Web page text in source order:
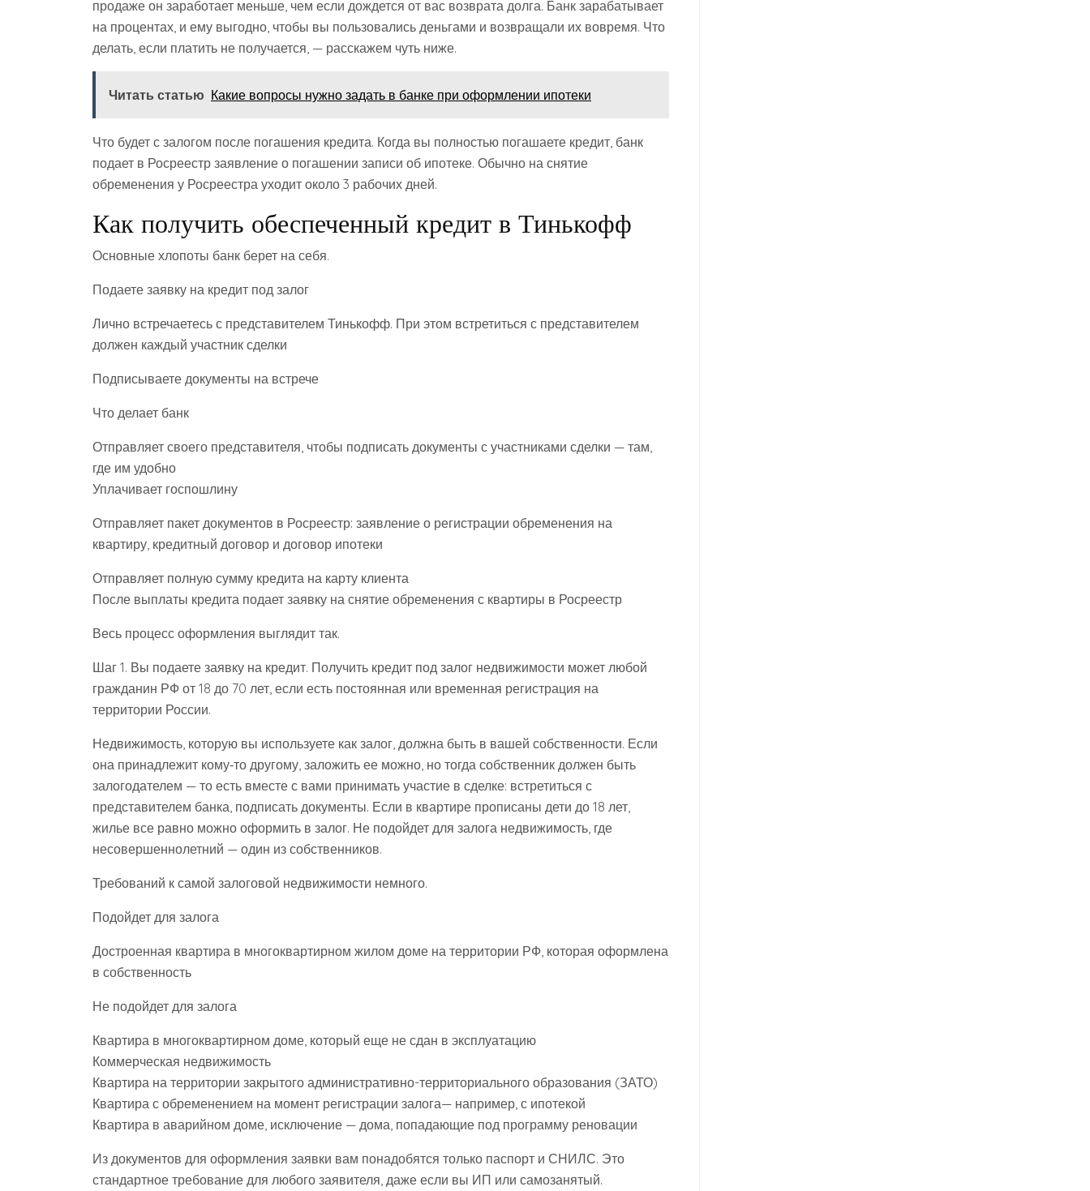
продаже он заработает меньше, чем если дождется от вас возврата долга. Банк зарабатывает
на процентах, и ему выгодно, чтобы вы пользовались деньгами и возвращали их вовремя. Что
делать, если платить не получается, — расскажем чуть ниже.
Читать статью Какие вопросы нужно задать в банке при оформлении ипотеки
Что будет с залогом после погашения кредита. Когда вы полностью погашаете кредит, банк
подает в Росреестр заявление о погашении записи об ипотеке. Обычно на снятие
обременения у Росреестра уходит около 3 рабочих дней.
Как получить обеспеченный кредит в Тинькофф
Основные хлопоты банк берет на себя.
Подаете заявку на кредит под залог
Лично встречаетесь с представителем Тинькофф. При этом встретиться с представителем
должен каждый участник сделки
Подписываете документы на встрече
Что делает банк
Отправляет своего представителя, чтобы подписать документы с участниками сделки — там,
где им удобно
Уплачивает госпошлину
Отправляет пакет документов в Росреестр: заявление о регистрации обременения на
квартиру, кредитный договор и договор ипотеки
Отправляет полную сумму кредита на карту клиента
После выплаты кредита подает заявку на снятие обременения с квартиры в Росреестр
Весь процесс оформления выглядит так.
Шаг 1. Вы подаете заявку на кредит. Получить кредит под залог недвижимости может любой
гражданин РФ от 18 до 70 лет, если есть постоянная или временная регистрация на
территории России.
Недвижимость, которую вы используете как залог, должна быть в вашей собственности. Если
она принадлежит кому‑то другому, заложить ее можно, но тогда собственник должен быть
залогодателем — то есть вместе с вами принимать участие в сделке: встретиться с
представителем банка, подписать документы. Если в квартире прописаны дети до 18 лет,
жилье все равно можно оформить в залог. Не подойдет для залога недвижимость, где
несовершеннолетний — один из собственников.
Требований к самой залоговой недвижимости немного.
Подойдет для залога
Достроенная квартира в многоквартирном жилом доме на территории РФ, которая оформлена
в собственность
Не подойдет для залога
Квартира в многоквартирном доме, который еще не сдан в эксплуатацию
Коммерческая недвижимость
Квартира на территории закрытого административно-территориального образования (ЗАТО)
Квартира с обременением на момент регистрации залога— например, с ипотекой
Квартира в аварийном доме, исключение — дома, попадающие под программу реновации
Из документов для оформления заявки вам понадобятся только паспорт и СНИЛС. Это
стандартное требование для любого заявителя, даже если вы ИП или самозанятый.